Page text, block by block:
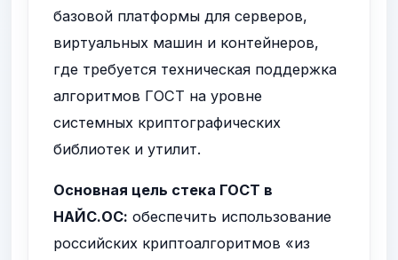
базовой платформы для серверов,
виртуальных машин и контейнеров,
где требуется техническая поддержка
алгоритмов ГОСТ на уровне
системных криптографических
библиотек и утилит.
Основная цель стека ГОСТ в
НАЙС.ОС: обеспечить использование
российских криптоалгоритмов «из